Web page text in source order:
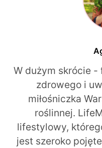
W dużym skrócie -
zdrowego i
miłośniczka
roślinnej.
lifestylowy,
jest szeroko